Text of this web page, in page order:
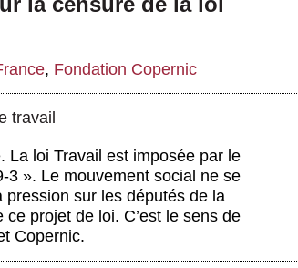
, Fondation Copernic
travail
La loi Travail est imposée par le
3 ». Le mouvement social ne se
sur les députés de la
ce projet de loi. C’est le sens de
Copernic.